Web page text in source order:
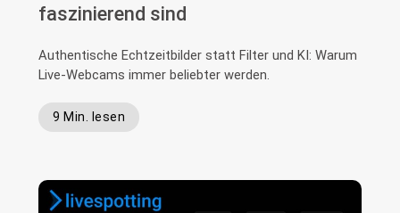
faszinierend sind
Authentische Echtzeitbilder statt Filter und KI: Warum
Live-Webcams immer beliebter werden.
9 Min. lesen